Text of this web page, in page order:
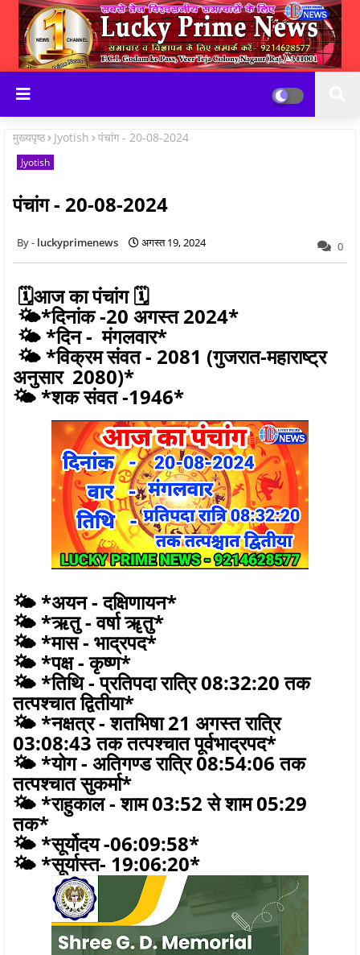
मुख्यपृष्ठ Jyotish पंचांग - 20-08-2024
Jyotish
पंचांग - 20-08-2024
luckyprimenews अगस्त 19, 2024 0
🗓आज का पंचांग 🗓
🌤️*दिनांक -20 अगस्त 2024*
🌤️ *दिन - मंगलवार*
🌤️ *विक्रम संवत - 2081 (गुजरात-महाराष्ट्र
अनुसार 2080)*
🌤️ *शक संवत -1946*
🌤️ *अयन - दक्षिणायन*
🌤️ *ऋतु - वर्षा ॠतु*
🌤️ *मास - भाद्रपद*
🌤️ *पक्ष - कृष्ण*
🌤️ *तिथि - प्रतिपदा रात्रि 08:32:20 तक
तत्पश्चात द्वितीया*
🌤️ *नक्षत्र - शतभिषा 21 अगस्त रात्रि
03:08:43 तक तत्पश्चात पूर्वभाद्रपद*
🌤️ *योग - अतिगण्ड रात्रि 08:54:06 तक
तत्पश्चात सुकर्मा*
🌤️ *राहुकाल - शाम 03:52 से शाम 05:29
तक*
🌤️ *सूर्योदय -06:09:58*
🌤️ *सूर्यास्त- 19:06:20*